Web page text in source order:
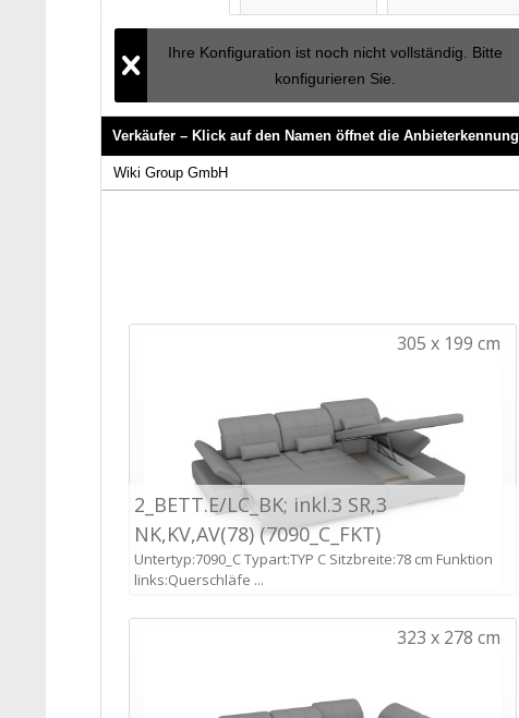
Ihre Konfiguration ist noch nicht vollständig. Bitte
konfigurieren Sie.
Verkäufer – Klick auf den Namen öffnet die Anbieterkennung
Verkäufer – Klick auf den Namen öffnet die Anbieterkennung
Wiki Group GmbH